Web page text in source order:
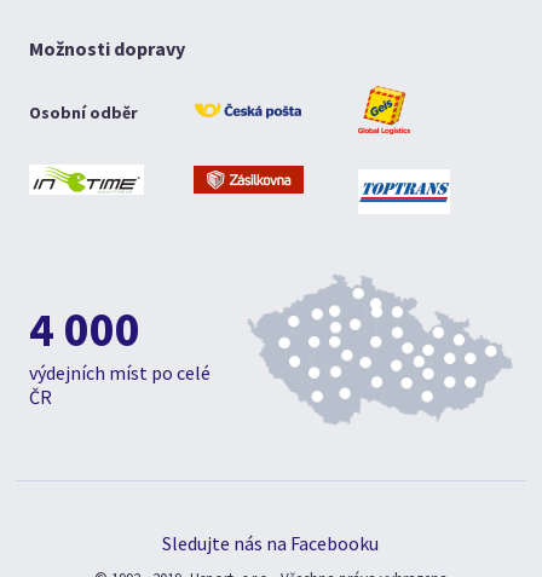
Možnosti dopravy
Osobní odběr
4 000
výdejních míst po celé
ČR
Sledujte nás na Facebooku